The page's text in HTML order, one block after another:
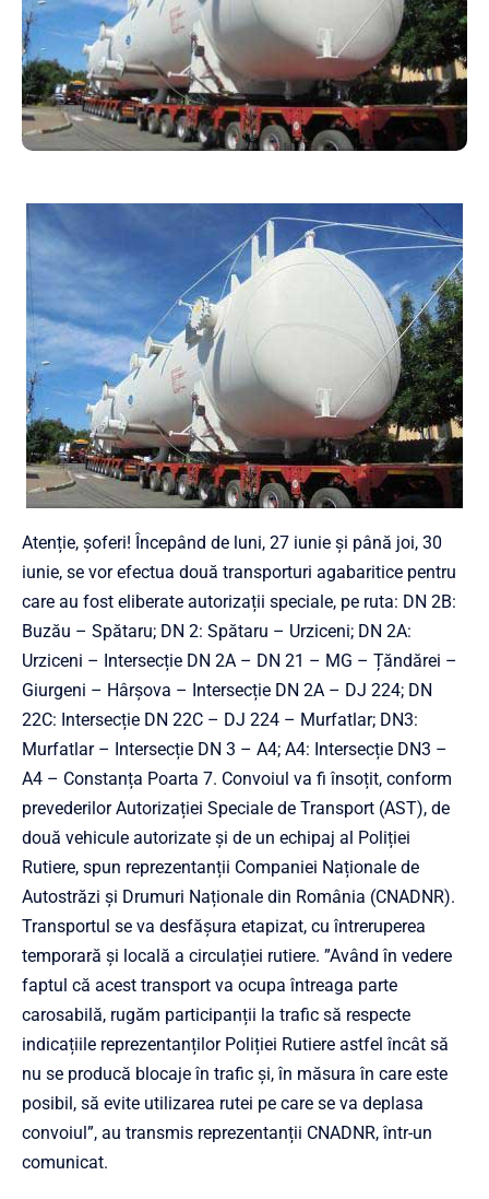
Atenție, șoferi! Începând de luni, 27 iunie și până joi, 30
iunie, se vor efectua două transporturi agabaritice pentru
care au fost eliberate autorizații speciale, pe ruta: DN 2B:
Buzău – Spătaru; DN 2: Spătaru – Urziceni; DN 2A:
Urziceni – Intersecție DN 2A – DN 21 – MG – Țăndărei –
Giurgeni – Hârșova – Intersecție DN 2A – DJ 224; DN
22C: Intersecție DN 22C – DJ 224 – Murfatlar; DN3:
Murfatlar – Intersecție DN 3 – A4; A4: Intersecție DN3 –
A4 – Constanța Poarta 7. Convoiul va fi însoțit, conform
prevederilor Autorizației Speciale de Transport (AST), de
două vehicule autorizate și de un echipaj al Poliției
Rutiere, spun reprezentanții Companiei Naționale de
Autostrăzi și Drumuri Naționale din România (CNADNR).
Transportul se va desfășura etapizat, cu întreruperea
temporară și locală a circulației rutiere. ”Având în vedere
faptul că acest transport va ocupa întreaga parte
carosabilă, rugăm participanții la trafic să respecte
indicațiile reprezentanților Poliției Rutiere astfel încât să
nu se producă blocaje în trafic și, în măsura în care este
posibil, să evite utilizarea rutei pe care se va deplasa
convoiul”, au transmis reprezentanții CNADNR, într-un
comunicat.